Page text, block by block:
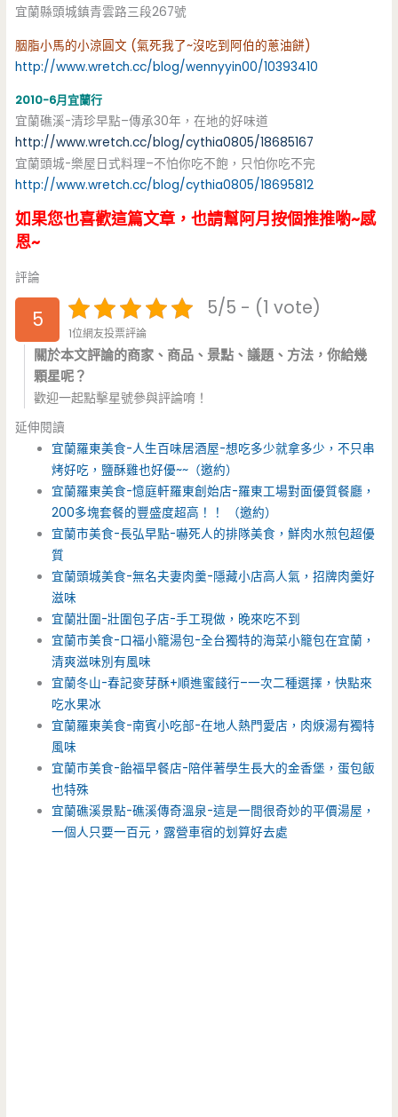
宜蘭縣頭城鎮青雲路三段267號
胭脂小馬的小涼圓文 (氣死我了~沒吃到阿伯的蔥油餅)
http://www.wretch.cc/blog/wennyyin00/10393410
2010-6月宜蘭行
宜蘭礁溪-清珍早點–傳承30年，在地的好味道
http://www.wretch.cc/blog/cythia0805/18685167
宜蘭頭城-樂屋日式料理–不怕你吃不飽，只怕你吃不完
http://www.wretch.cc/blog/cythia0805/18695812
如果您也喜歡這篇文章，也請幫阿月按個推推喲~感
恩~
評論
5 5/5 - (1 vote)
1位網友投票評論
關於本文評論的商家、商品、景點、議題、方法，你給幾
顆星呢？
歡迎一起點擊星號參與評論唷！
延伸閱讀
宜蘭羅東美食-人生百味居酒屋-想吃多少就拿多少，不只串
烤好吃，鹽酥雞也好優~~（邀約）
宜蘭羅東美食-憶庭軒羅東創始店-羅東工場對面優質餐廳，
200多塊套餐的豐盛度超高！！ （邀約）
宜蘭市美食-長弘早點-嚇死人的排隊美食，鮮肉水煎包超優
質
宜蘭頭城美食-無名夫妻肉羹-隱藏小店高人氣，招牌肉羹好
滋味
宜蘭壯圍-壯圍包子店-手工現做，晚來吃不到
宜蘭市美食-口福小籠湯包-全台獨特的海菜小籠包在宜蘭，
清爽滋味別有風味
宜蘭冬山-春記麥芽酥+順進蜜餞行–一次二種選擇，快點來
吃水果冰
宜蘭羅東美食-南賓小吃部-在地人熱門愛店，肉焿湯有獨特
風味
宜蘭市美食-飴福早餐店-陪伴著學生長大的金香堡，蛋包飯
也特殊
宜蘭礁溪景點-礁溪傳奇溫泉-這是一間很奇妙的平價湯屋，
一個人只要一百元，露營車宿的划算好去處